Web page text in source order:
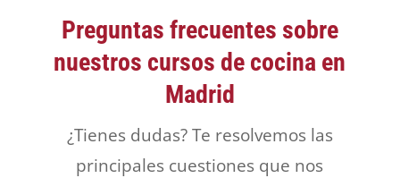
Preguntas frecuentes sobre
nuestros cursos de cocina en
Madrid
¿Tienes dudas? Te resolvemos las
principales cuestiones que nos